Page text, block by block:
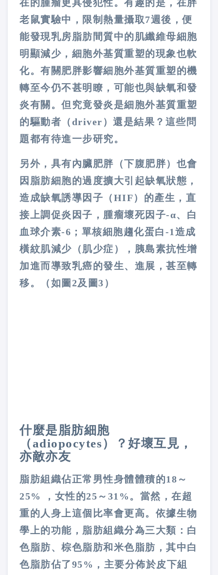
在的腫瘤更具侵犯性。有趣的是，在胖
老鼠實驗中，限制熱量攝取7週後，便
能發現乳房脂肪間質中的肌纖維母細胞
明顯減少，細胞外基質重塑的現象也軟
化。有關肥胖影響細胞外基質重塑的機
轉至今仍不甚明瞭，可能也與缺氧和發
炎有關。但究竟發炎是細胞外基質重塑
的驅動者（driver ）還是結果？這些問
題都有待進一步研究。
另外，具有內臟肥胖（下腹肥胖）也會
因脂肪細胞的過度擴大引起缺氧狀態，
造成缺氧誘導因子（HIF）的產生，直
接上調促炎因子，腫瘤壞死因子-α、白
血球介素-6 ；單核細胞趨化蛋白-1 造成
橫紋肌減少（肌少症），胰島素抗性增
加進而導致乳癌的發生、進展，甚至轉
移。（如圖 2及圖3 ）
什麼是脂肪細胞
（adiopocytes）？好壞互見，
亦敵亦友
脂肪組織佔正常男性身體體積的18 ～
25%
，女性的25 ～ 31% 。當然，在超
重的人身上這個比率會更高。依據生物
學上的功能，脂肪組織分為三大類：白
色脂肪、棕色脂肪和米色脂肪，其中白
色脂肪佔了95% ，主要分佈於皮下組